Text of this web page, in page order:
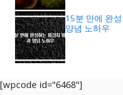
15분 만에 완
양념 노하우
[wpcode id="6468"]